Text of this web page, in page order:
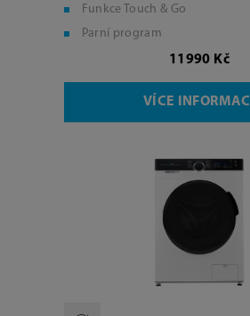
Funkce Touch & Go
Parní program
11990 Kč
VÍCE INFORMACÍ